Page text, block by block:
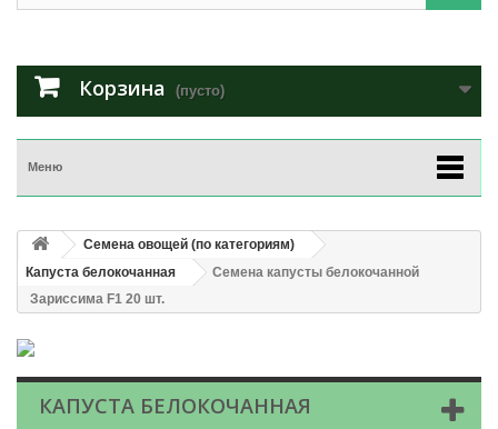
Корзина (пусто)
Меню
Семена овощей (по категориям)
Капуста белокочанная
Семена капусты белокочанной
Зариссима F1 20 шт.
КАПУСТА БЕЛОКОЧАННАЯ